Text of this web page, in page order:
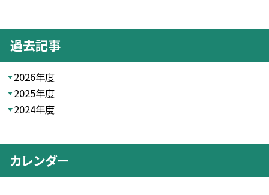
過去記事
2026年度
2025年度
2024年度
カレンダー